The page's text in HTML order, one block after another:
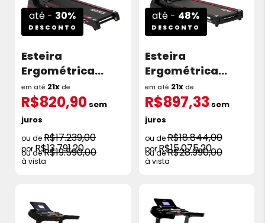
até - 30%
DESCONTO
Esteira
Ergométrica
Kikos KS4203 3.0
HP 20Km/H
R$17.239,00
R$19.590,00
R$13.791,20
à vista
em até 21xde
R$820,90 sem
juros
até - 48%
DESCONTO
Esteira
Ergométrica
Kikos Ks5406 3.0
HP 20 Km/h
R$18.844,00
R$28.990,00
R$15.075,20
à vista
em até 21xde
R$897,33sem
juros